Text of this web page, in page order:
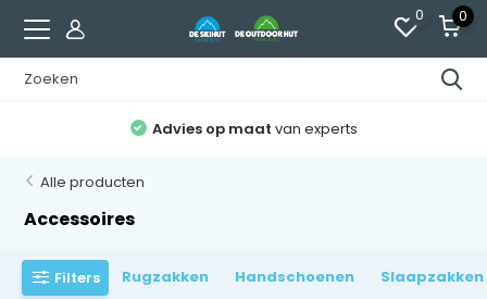
0 0
Advies op maat van experts
Alle producten
Accessoires
Filters Rugzakken Handschoenen Slaapzakken